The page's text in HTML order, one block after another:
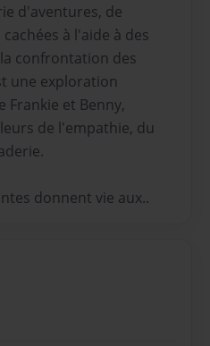
d'aventures, de
à l'aide à des
confrontation des
une exploration
Frankie et Benny,
de l'empathie, du
donnent vie aux..